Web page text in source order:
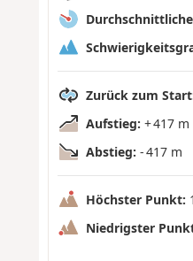
Zurück zum
Aufstieg: + 417 m
Abstieg: - 417 m
Höchster Punkt:
Niedrigster